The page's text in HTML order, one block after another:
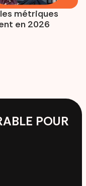
métriques
en 2026
POUR